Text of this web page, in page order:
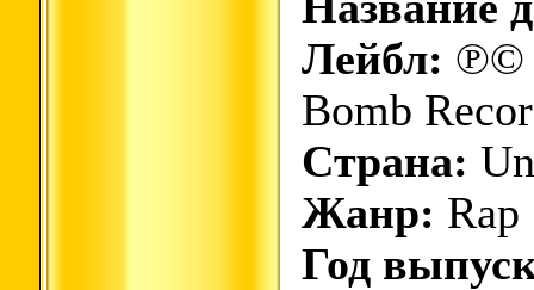
Лейбл: ℗©
Bomb
Страна:
Жанр:
Год